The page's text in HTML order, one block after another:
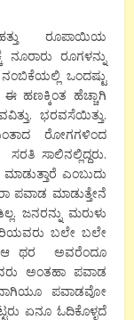
ರೂಪಾಯಿಯ
ನೂರಾರು ರೂಗಳನ್ನು
ನಂಬಿಕೆಯಲ್ಲಿ ಒಂದಷ್ಟು
ಹಣಕ್ಕಿಂತ ಹೆಚ್ಚಾಗಿ
ಭರವಸೆಯಿತ್ತು.
ರೋಗಗಳಿಂದ
ಸಾಲಿನಲ್ಲಿದ್ದರು.
ಎಂಬುದು
ಪವಾಡ ಮಾಡುತ್ತೇನೆ
ಜನರನ್ನು ಮರುಳು
ಬಲೇ ಬಲೇ
ಆ ಥರ ಅವರೆಂದೂ
ಅಂತಹಾ ಪವಾಡ
ಪವಾಡವೋ
ಏನೂ ಓದಿಕೊಳ್ಳದೆ